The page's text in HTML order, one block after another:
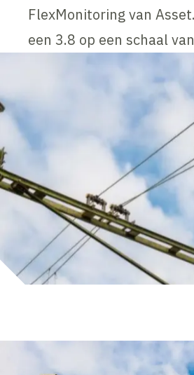
FlexMonitoring van
een 3.8 op een schaal